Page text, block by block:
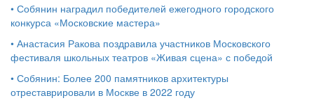
• Собянин наградил победителей ежегодного городского
конкурса «Московские мастера»
• Анастасия Ракова поздравила участников Московского
фестиваля школьных театров «Живая сцена» с победой
• Собянин: Более 200 памятников архитектуры
отреставрировали в Москве в 2022 году